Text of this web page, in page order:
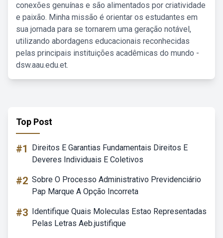
conexões genuínas e são alimentados por criatividade
e paixão. Minha missão é orientar os estudantes em
sua jornada para se tornarem uma geração notável,
utilizando abordagens educacionais reconhecidas
pelas principais instituições acadêmicas do mundo -
dsw.aau.edu.et.
Top Post
#1
Direitos E Garantias Fundamentais Direitos E
Deveres Individuais E Coletivos
#2 Sobre O Processo Administrativo Previdenciário
Pap Marque A Opção Incorreta
#3 Identifique Quais Moleculas Estao Representadas
Pelas Letras Aeb.justifique